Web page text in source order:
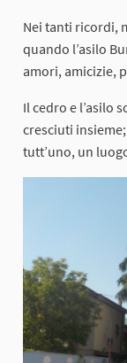
Nei tanti ricordi,
quando l’asilo
amori, amicizie,
Il cedro e l’asilo
cresciuti
tutt’uno, un